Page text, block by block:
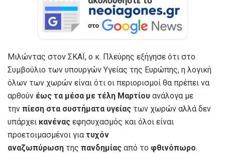
Μιλώντας στον ΣΚΑΪ, ο κ. Πλεύρης εξήγησε ότι στο
Συμβούλιο των υπουργών Υγείας της Ευρώπης, η λογική
όλων των χωρών είναι ότι οι περιορισμοί θα πρέπει να
αρθούν έως τα μέσα με τέλη Μαρτίου ανάλογα με
την πίεση στα συστήματα υγείας των χωρών αλλά δεν
υπάρχει κανένας εφησυχασμός και όλοι είναι
προετοιμασμένοι για τυχόν
αναζωπύρωση της πανδημίας από το φθινόπωρο.